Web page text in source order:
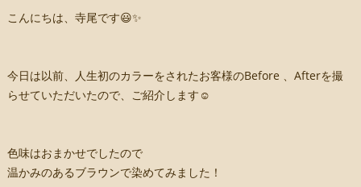
こんにちは、寺尾です😃✨
今日は以前、人生初のカラーをされたお客様のBefore 、Afterを撮
らせていただいたので、ご紹介します☺️
色味はおまかせでしたので
温かみのあるブラウンで染めてみました！